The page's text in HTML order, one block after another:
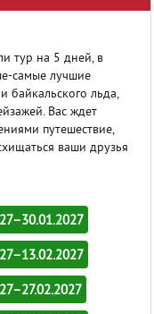
тур на 5 дней, в
самые лучшие
байкальского льда,
Вас ждет
путешествие,
ваши друзья